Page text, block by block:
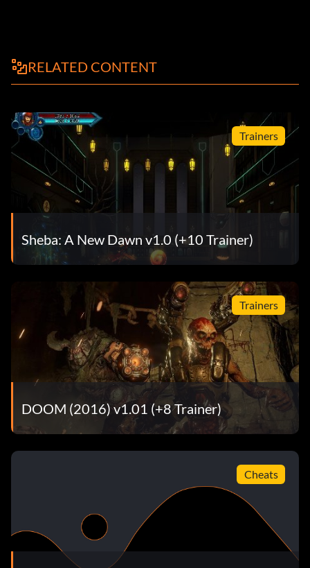
RELATED CONTENT
Trainers
Sheba: A New Dawn v1.0 (+10 Trainer)
Trainers
DOOM (2016) v1.01 (+8 Trainer)
Cheats